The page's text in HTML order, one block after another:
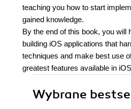
teaching you how to start
gained knowledge.
By the end of this book, you will
building iOS applications that
techniques and make best use
greatest features available in
Wybrane